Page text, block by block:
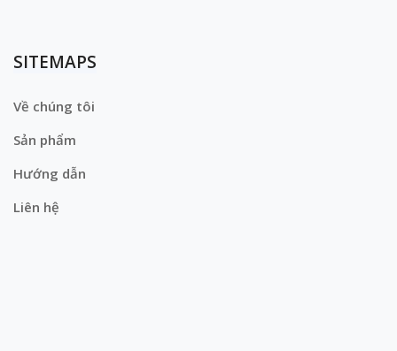
SITEMAPS
Về chúng tôi
Sản phẩm
Hướng dẫn
Liên hệ